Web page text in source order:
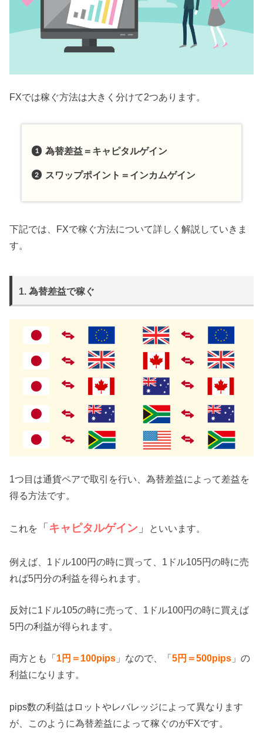
FXでは稼ぐ方法は大きく分けて2つあります。
為替差益＝キャピタルゲイン
スワップポイント＝インカムゲイン
下記では、FXで稼ぐ方法について詳しく解説していきま
す。
1. 為替差益で稼ぐ
1つ目は通貨ペアで取引を行い、為替差益によって差益を
得る方法です。
これを 「 キャピタルゲイン 」 といいます。
例えば、1ドル100円の時に買って、1ドル105円の時に売
れば5円分の利益を得られます。
反対に1ドル105の時に売って、1ドル100円の時に買えば
5円の利益が得られます。
両方とも「 1円＝100pips 」なので、「5円＝500pips 」の
利益になります。
pips数の利益はロットやレバレッジによって異なります
が、このように為替差益によって稼ぐのがFXです。